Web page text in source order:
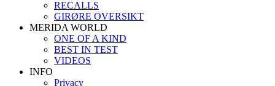
RECALLS
GIRØRE OVERSIKT
MERIDA WORLD
ONE OF A KIND
BEST IN TEST
VIDEOS
INFO
Privacy